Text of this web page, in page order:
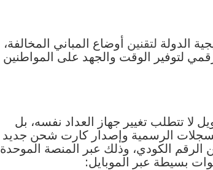
الدولة لتقنين أوضاع المباني المخالفة،
لتوفير الوقت والجهد على المواطنين
لا تتطلب تغيير جهاز العداد نفسه، بل
الرسمية وإصدار كارت شحن جديد
الرقم الكودي، وذلك عبر المنصة الموحدة